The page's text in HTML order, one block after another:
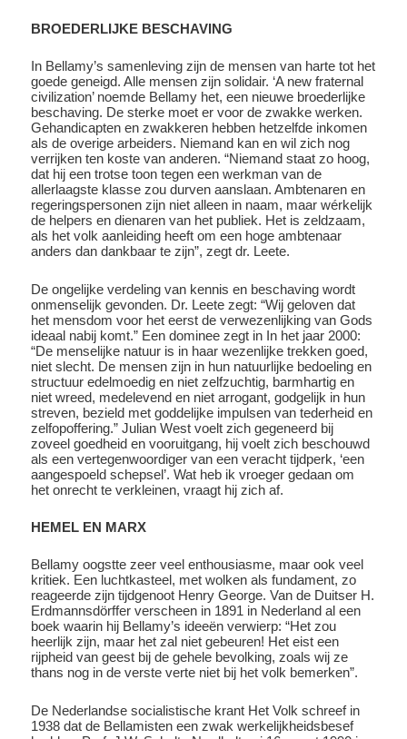
BROEDERLIJKE BESCHAVING
In Bellamy’s samenleving zijn de mensen van harte tot het
goede geneigd. Alle mensen zijn solidair. ‘A new fraternal
civilization’ noemde Bellamy het, een nieuwe broederlijke
beschaving. De sterke moet er voor de zwakke werken.
Gehandicapten en zwakkeren hebben hetzelfde inkomen
als de overige arbeiders. Niemand kan en wil zich nog
verrijken ten koste van anderen. “Niemand staat zo hoog,
dat hij een trotse toon tegen een werkman van de
allerlaagste klasse zou durven aanslaan. Ambtenaren en
regeringspersonen zijn niet alleen in naam, maar wérkelijk
de helpers en dienaren van het publiek. Het is zeldzaam,
als het volk aanleiding heeft om een hoge ambtenaar
anders dan dankbaar te zijn”, zegt dr. Leete.
De ongelijke verdeling van kennis en beschaving wordt
onmenselijk gevonden. Dr. Leete zegt: “Wij geloven dat
het mensdom voor het eerst de verwezenlijking van Gods
ideaal nabij komt.” Een dominee zegt in In het jaar 2000:
“De menselijke natuur is in haar wezenlijke trekken goed,
niet slecht. De mensen zijn in hun natuurlijke bedoeling en
structuur edelmoedig en niet zelfzuchtig, barmhartig en
niet wreed, medelevend en niet arrogant, godgelijk in hun
streven, bezield met goddelijke impulsen van tederheid en
zelfopoffering.” Julian West voelt zich gegeneerd bij
zoveel goedheid en vooruitgang, hij voelt zich beschouwd
als een vertegenwoordiger van een veracht tijdperk, ‘een
aangespoeld schepsel’. Wat heb ik vroeger gedaan om
het onrecht te verkleinen, vraagt hij zich af.
HEMEL EN MARX
Bellamy oogstte zeer veel enthousiasme, maar ook veel
kritiek. Een luchtkasteel, met wolken als fundament, zo
reageerde zijn tijdgenoot Henry George. Van de Duitser H.
Erdmannsdörffer verscheen in 1891 in Nederland al een
boek waarin hij Bellamy’s ideeën verwierp: “Het zou
heerlijk zijn, maar het zal niet gebeuren! Het eist een
rijpheid van geest bij de gehele bevolking, zoals wij ze
thans nog in de verste verte niet bij het volk bemerken”.
De Nederlandse socialistische krant Het Volk schreef in
1938 dat de Bellamisten een zwak werkelijkheidsbesef